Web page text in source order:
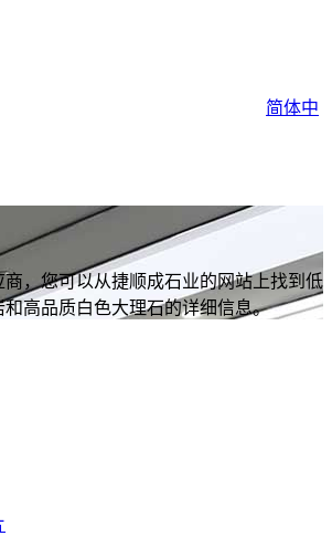
简体中
，您可以从捷顺成石业的网站上找到低
高品质白色大理石的详细信息。